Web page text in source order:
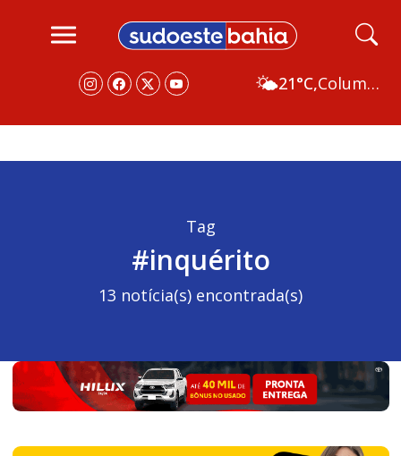
🌤️21°C, Columbus
Tag
#inquérito
13 notícia(s) encontrada(s)